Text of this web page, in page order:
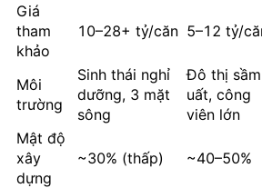
Giá
tham
khảo
10–28+ tỷ/căn 5–12 tỷ/
Môi
trường
Sinh thái nghỉ
dưỡng, 3 mặt
sông
Đô thị sầm
uất, công
viên lớn
Mật độ
xây
dựng
~30% (thấp) ~40–50%